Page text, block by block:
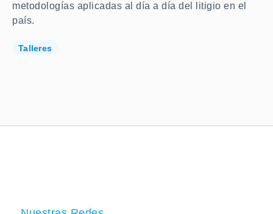
metodologías aplicadas al día a día del litigio en el
país.
Talleres